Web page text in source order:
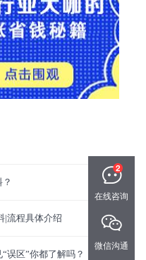
|流程具体介绍
误区”你都了解吗？
在线咨询
微信沟通